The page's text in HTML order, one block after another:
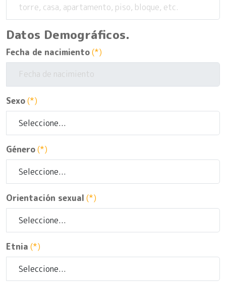
Datos Demográficos.
Fecha de nacimiento(*)
Sexo(*)
Género(*)
Orientación sexual (*)
Etnia (*)